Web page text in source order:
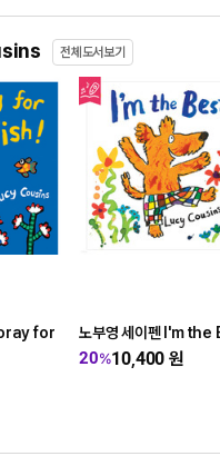
전체도서보기
for
노부영 세이펜 I'm the
20%10,400원